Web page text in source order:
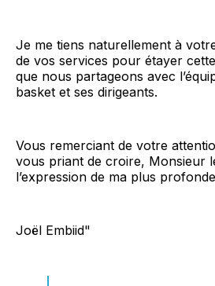
Je me tiens naturellement à
de vos services pour étayer
que nous partageons avec
basket et ses dirigeants.
Vous remerciant de votre
vous priant de croire, Monsieur
l’expression de ma plus
Joël Embiid"